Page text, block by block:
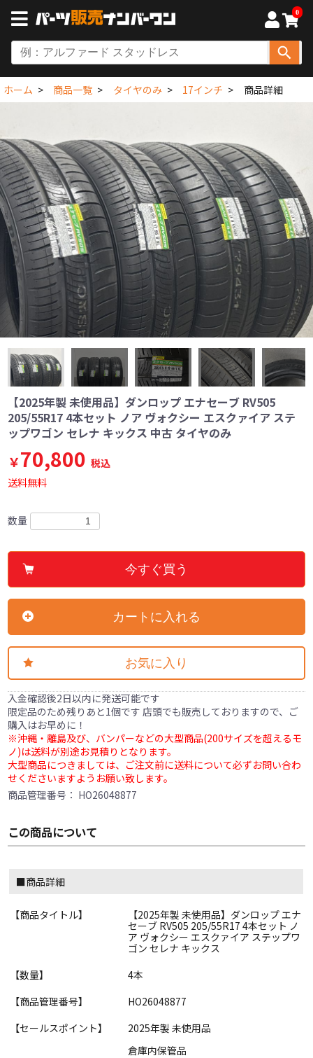
0
ホーム 商品一覧 タイヤのみ 17インチ 商品詳細
【2025年製 未使用品】ダンロップ エナセーブ RV505
205/55R17 4本セット ノア ヴォクシー エスクァイア ステ
ップワゴン セレナ キックス 中古 タイヤのみ
￥70,800 税込
送料無料
数量
今すぐ買う
カートに入れる
お気に入り
入金確認後2日以内に発送可能です
限定品のため残りあと1個です 店頭でも販売しておりますので、ご
購入はお早めに！
※沖縄・離島及び、バンパーなどの大型商品(200サイズを超えるモ
ノ)は送料が別途お見積りとなります。
大型商品につきましては、ご注文前に送料について必ずお問い合わ
せくださいますようお願い致します。
商品管理番号： HO26048877
この商品について
■商品詳細
【商品タイトル】
【2025年製 未使用品】ダンロップ エナ
セーブ RV505 205/55R17 4本セット ノ
ア ヴォクシー エスクァイア ステップワ
ゴン セレナ キックス
【数量】
4本
【商品管理番号】
HO26048877
【セールスポイント】
2025年製 未使用品
倉庫内保管品